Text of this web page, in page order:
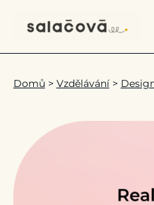
Domů > Vzdělávání>